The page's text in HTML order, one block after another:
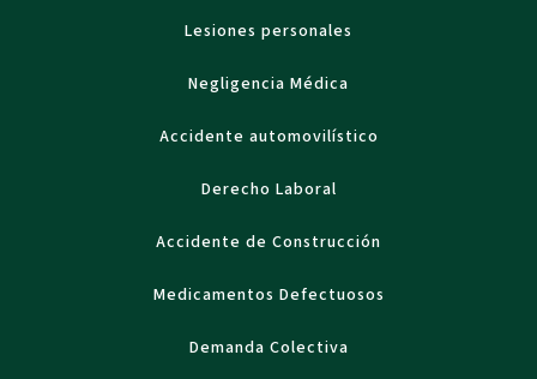
Lesiones personales
Negligencia Médica
Accidente automovilístico
Derecho Laboral
Accidente de Construcción
Medicamentos Defectuosos
Demanda Colectiva